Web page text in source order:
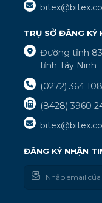
TRỤ SỞ ĐĂNG KÝ
Đường tỉnh
tỉnh Tây Ninh
(0272) 364
(8428) 3960
ĐĂNG KÝ NHẬN